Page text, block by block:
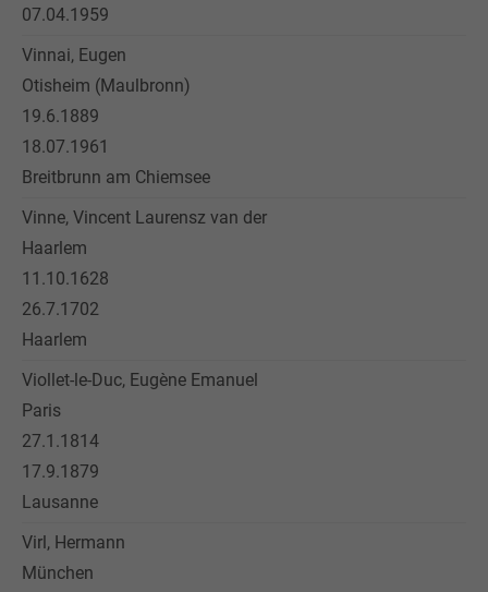
07.04.1959
Vinnai, Eugen
Otisheim (Maulbronn)
19.6.1889
18.07.1961
Breitbrunn am Chiemsee
Vinne, Vincent Laurensz van der
Haarlem
11.10.1628
26.7.1702
Haarlem
Viollet-le-Duc, Eugène Emanuel
Paris
27.1.1814
17.9.1879
Lausanne
Virl, Hermann
München